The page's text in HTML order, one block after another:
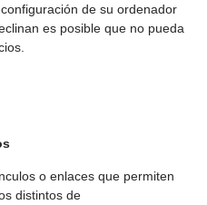
de su ordenador
es posible que no pueda
o enlaces que permiten
distintos de